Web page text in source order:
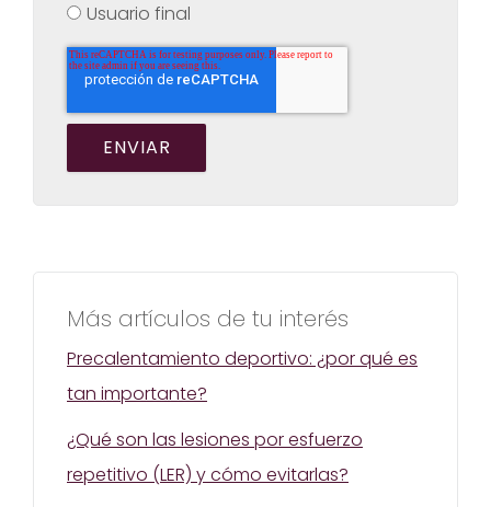
Usuario final
Más artículos de tu interés
Precalentamiento deportivo: ¿por qué es
tan importante?
¿Qué son las lesiones por esfuerzo
repetitivo (LER) y cómo evitarlas?